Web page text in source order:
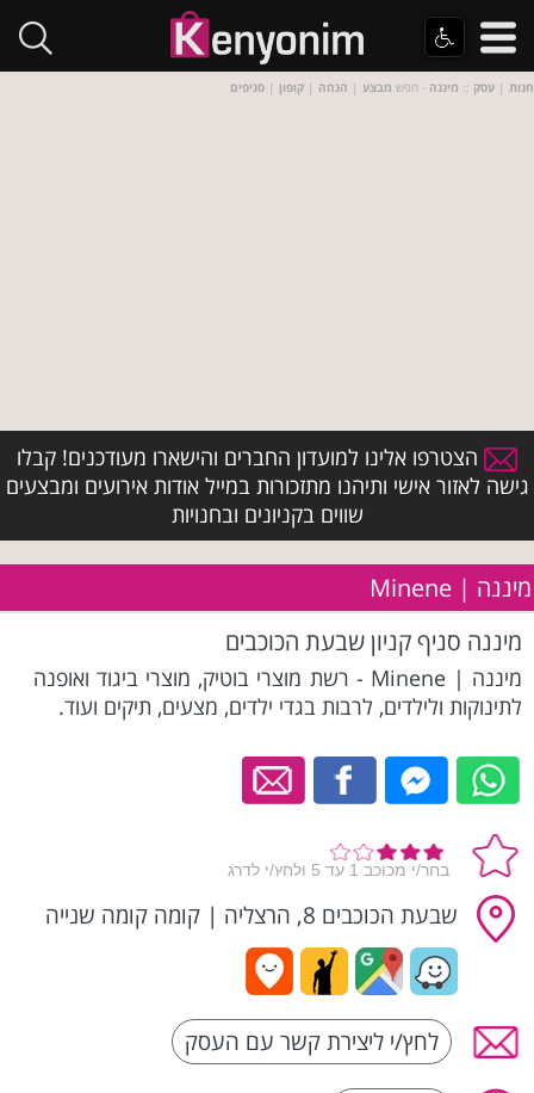
חנות | עסק :: מיננה - חפש מבצע | הנחה | קופון | סניפים
הצטרפו אלינו למועדון החברים והישארו מעודכנים! קבלו
גישה לאזור אישי ותיהנו מתזכורות במייל אודות אירועים ומבצעים
שווים בקניונים ובחנויות
מיננה | Minene
מיננה סניף קניון שבעת הכוכבים
מיננה | Minene - רשת מוצרי בוטיק, מוצרי ביגוד ואופנה
לתינוקות ולילדים, לרבות בגדי ילדים, מצעים, תיקים ועוד.
שבעת הכוכבים 8, הרצליה | קומה קומה שנייה
לחץ/י ליצירת קשר עם העסק